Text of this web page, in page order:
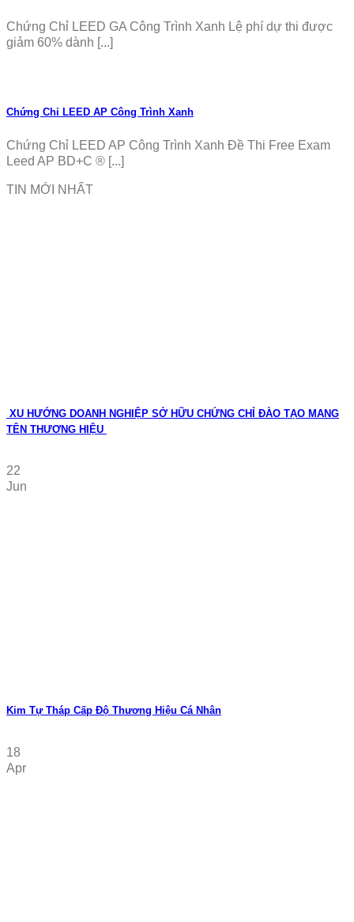
Chứng Chỉ LEED GA Công Trình Xanh Lệ phí dự thi được
giảm 60% dành [...]
Chứng Chỉ LEED AP Công Trình Xanh
Chứng Chỉ LEED AP Công Trình Xanh Đề Thi Free Exam
Leed AP BD+C ® [...]
TIN MỚI NHẤT
XU HƯỚNG DOANH NGHIỆP SỞ HỮU CHỨNG CHỈ ĐÀO TẠO MANG
TÊN THƯƠNG HIỆU
22
Jun
Kim Tự Tháp Cấp Độ Thương Hiệu Cá Nhân
18
Apr